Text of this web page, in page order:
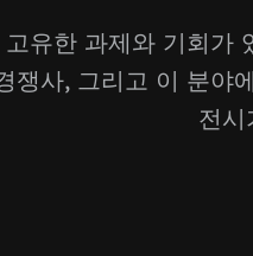
유한 과제와 기회가
쟁사, 그리고 이 분야
전시